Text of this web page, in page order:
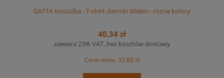
GATTA Koszulka - T-shirt damski 60den - różne kolory
40,34 zł
zawiera 23% VAT, bez kosztów dostawy
Cena netto: 32,80 zł